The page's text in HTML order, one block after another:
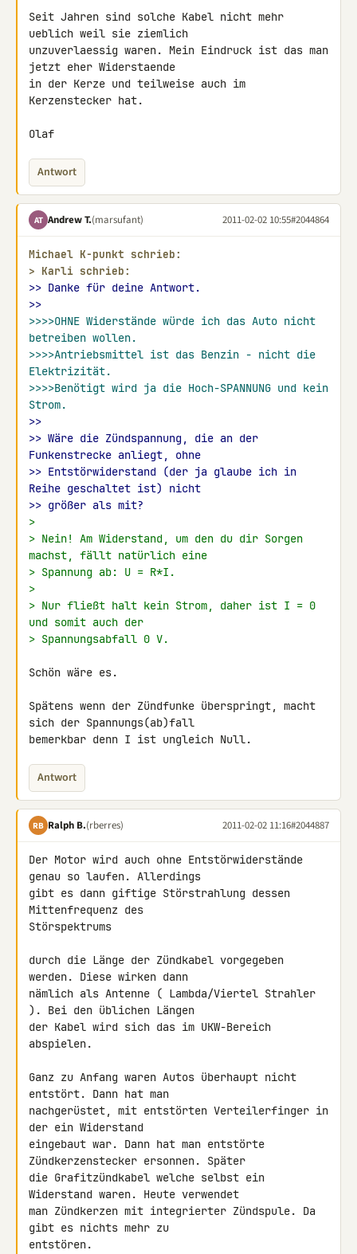
Seit Jahren sind solche Kabel nicht mehr
ueblich weil sie ziemlich
unzuverlaessig waren. Mein Eindruck ist das man
jetzt eher Widerstaende
in der Kerze und teilweise auch im
Kerzenstecker hat.
Olaf
Antwort
AT Andrew T.(marsufant) 2011-02-02 10:55#2044864
Michael K-punkt schrieb:
> Karli schrieb:
>> Danke für deine Antwort.
>>
>>>>OHNE Widerstände würde ich das Auto nicht
betreiben wollen.
>>>>Antriebsmittel ist das Benzin - nicht die
Elektrizität.
>>>>Benötigt wird ja die Hoch-SPANNUNG und kein
Strom.
>>
>> Wäre die Zündspannung, die an der
Funkenstrecke anliegt, ohne
>> Entstörwiderstand (der ja glaube ich in
Reihe geschaltet ist) nicht
>> größer als mit?
>
> Nein! Am Widerstand, um den du dir Sorgen
machst, fällt natürlich eine
> Spannung ab: U = R*I.
>
> Nur fließt halt kein Strom, daher ist I = 0
und somit auch der
> Spannungsabfall 0 V.
Schön wäre es.
Spätens wenn der Zündfunke überspringt, macht
sich der Spannungs(ab)fall
bemerkbar denn I ist ungleich Null.
Antwort
RB Ralph B.(rberres) 2011-02-02 11:16#2044887
Der Motor wird auch ohne Entstörwiderstände
genau so laufen. Allerdings
gibt es dann giftige Störstrahlung dessen
Mittenfrequenz des
Störspektrums
durch die Länge der Zündkabel vorgegeben
werden. Diese wirken dann
nämlich als Antenne ( Lambda/Viertel Strahler
). Bei den üblichen Längen
der Kabel wird sich das im UKW-Bereich
abspielen.
Ganz zu Anfang waren Autos überhaupt nicht
entstört. Dann hat man
nachgerüstet, mit entstörten Verteilerfinger in
der ein Widerstand
eingebaut war. Dann hat man entstörte
Zündkerzenstecker ersonnen. Später
die Grafitzündkabel welche selbst ein
Widerstand waren. Heute verwendet
man Zündkerzen mit integrierter Zündspule. Da
gibt es nichts mehr zu
entstören.